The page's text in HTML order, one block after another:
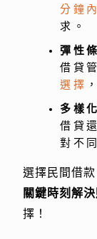
分鐘
求。
彈性
借貸
選擇
多樣
借貸
對不
選擇民間借
關鍵時刻解
擇！